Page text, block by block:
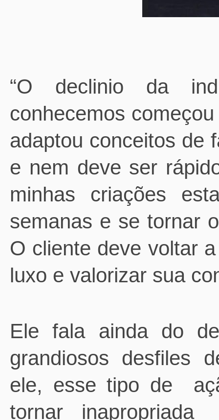
“O declinio da
conhecemos
adaptou conceitos de
e nem deve ser
minhas criações
semanas e se tornar
O cliente deve voltar
luxo e valorizar sua
Ele fala ainda do
grandiosos desfiles
ele, esse tipo de
tornar inapropriada